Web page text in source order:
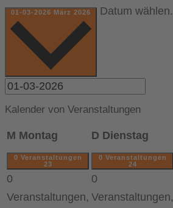
01-03-2026 März 2026 Datum wählen.
Kalender von Veranstaltungen
M Montag D Dienstag
0 Veranstaltungen
23
0
Veranstaltungen,
0 Veranstaltungen
24
0
Veranstaltungen,